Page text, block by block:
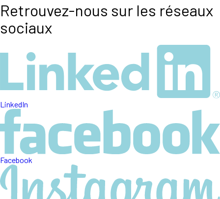
Retrouvez-nous sur les réseaux
sociaux
LinkedIn
Facebook